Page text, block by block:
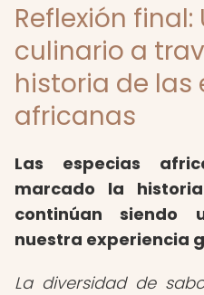
Reflexión final:
culinario a
historia de las
africanas
Las especias
marcado la
continúan
nuestra experiencia
La diversidad de